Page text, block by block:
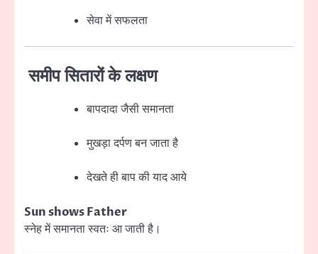
सेवा में सफलता
समीप सितारों के लक्षण
बापदादा जैसी समानता
मुखड़ा दर्पण बन जाता है
देखते ही बाप की याद आये
Sun shows Father
स्नेह में समानता स्वतः आ जाती है।